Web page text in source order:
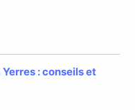
: conseils et